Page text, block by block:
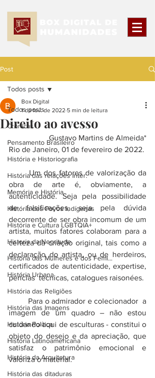
Post
Todos posts
Crônicas
Pensamento Brasileiro
História e Historiografia
História das relações Inter.
Memória e História
História dos Povos Indígenas
História e Cultura LGBTQIA+
Historia da Negritude
História das Mulheres e dos Femi...
História Urbana
História das Religiões
História das Imagens
História Política
História Latinoamericana
História da Arquitetura
História das ditaduras
Todos posts
Direito ao avesso
Box Digital
1 de fev. de 2022 5 min de leitura
Gustavo Martins de Almeida*
Rio de Janeiro, 01 de fevereiro de 2022.
	Um dos fatores de valorização da
obra de arte é, obviamente, a
autenticidade. Seja pela possibilidade
de falsificações, seja pela dúvida
decorrente de ser obra incomum de um
artista, muitos fatores colaboram para a
certeza da criação original, tais como a
declaração do artista, ou de herdeiros,
certificados de autenticidade, expertise,
perícias  técnicas, catalogues raisonées.
imagem de um quadro – não estou
cuidando aqui de esculturas - constitui o
objeto do desejo e da apreciação, que
satisfaz o patrimônio emocional e
valoriza o material.